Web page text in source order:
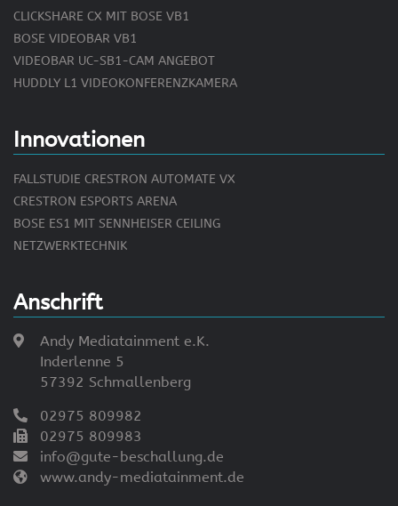
Anschrift
Andy Mediatainment e.K.
Inderlenne 5
57392 Schmallenberg
02975 809982
02975 809983
info@gute-beschallung.de
www.andy-mediatainment.de
Innovationen
CLICKSHARE CX MIT BOSE VB1
BOSE VIDEOBAR VB1
VIDEOBAR UC-SB1-CAM ANGEBOT
HUDDLY L1 VIDEOKONFERENZKAMERA
FALLSTUDIE CRESTRON AUTOMATE VX
CRESTRON ESPORTS ARENA
BOSE ES1 MIT SENNHEISER CEILING
NETZWERKTECHNIK